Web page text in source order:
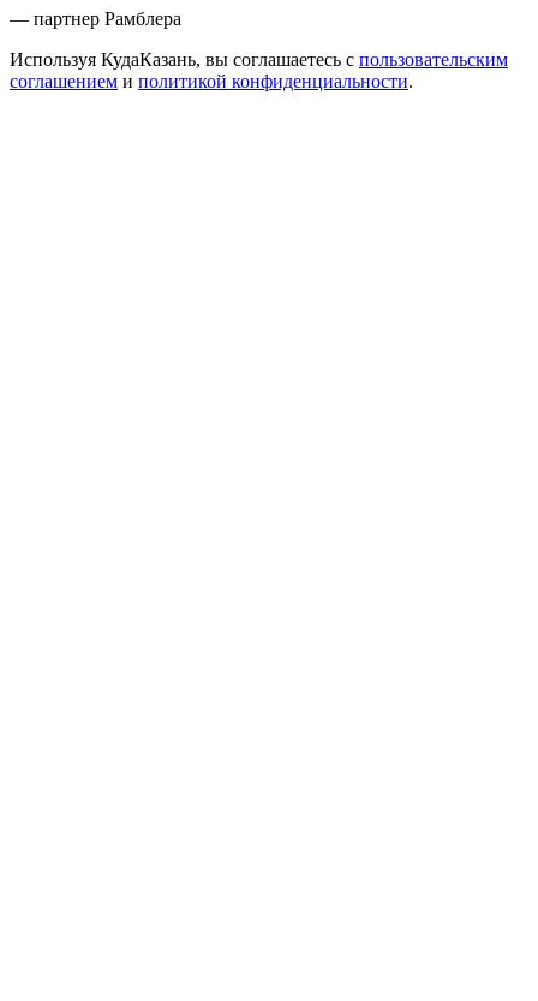
— партнер Рамблера
Используя КудаКазань, вы соглашаетесь с пользовательским
соглашением и политикой конфиденциальности.